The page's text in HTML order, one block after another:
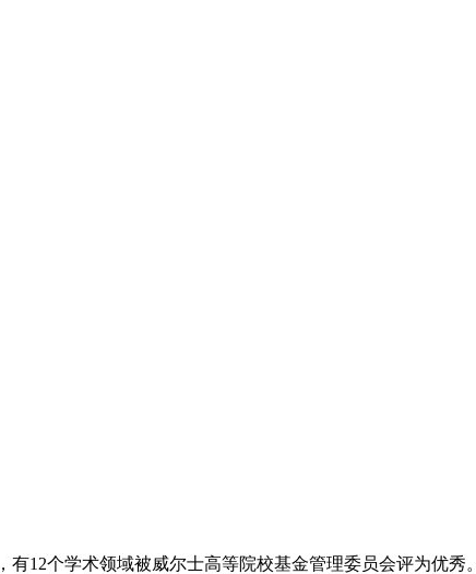
12个学术领域被威尔士高等院校基金管理委员会评为优秀。